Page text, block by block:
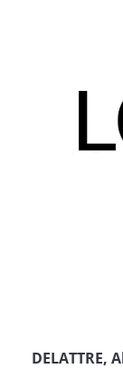
DELATTRE,